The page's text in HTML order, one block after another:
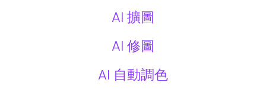
AI 擴圖
AI 修圖
AI 自動調色